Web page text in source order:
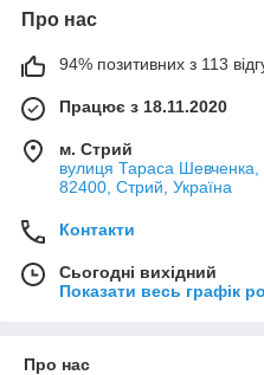
Про нас
94% позитивних з 113
Працює з 18.11.2020
м. Стрий
вулиця Тараса Шевченка,
82400, Стрий, Україна
Контакти
Сьогодні вихідний
Показати весь графік
Про нас